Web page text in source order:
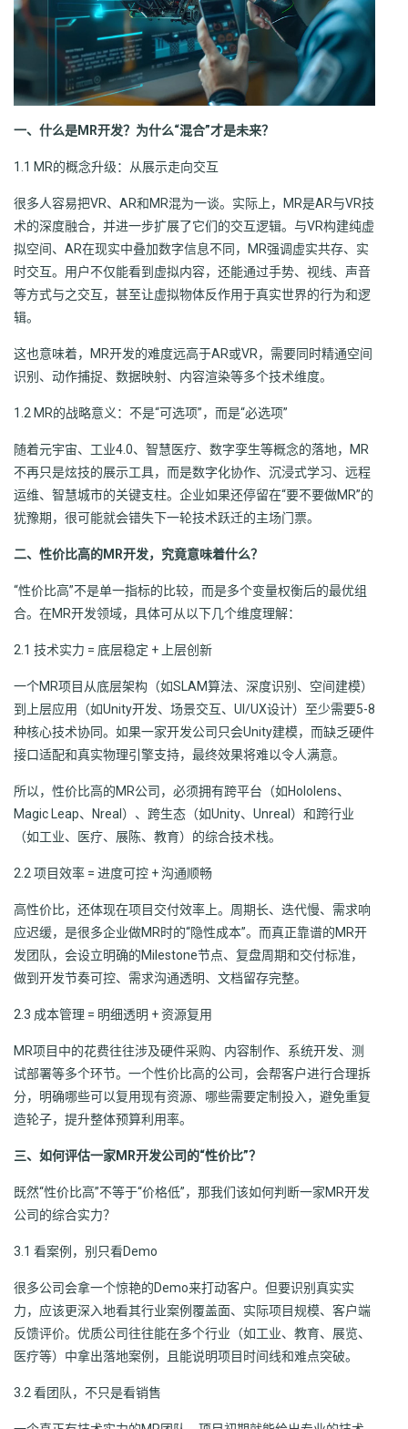
一、什么是MR开发？为什么“混合”才是未来？
1.1 MR的概念升级：从展示走向交互
很多人容易把VR、AR和MR混为一谈。实际上，MR是AR与VR技
术的深度融合，并进一步扩展了它们的交互逻辑。与VR构建纯虚
拟空间、AR在现实中叠加数字信息不同，MR强调虚实共存、实
时交互。用户不仅能看到虚拟内容，还能通过手势、视线、声音
等方式与之交互，甚至让虚拟物体反作用于真实世界的行为和逻
辑。
这也意味着，MR开发的难度远高于AR或VR，需要同时精通空间
识别、动作捕捉、数据映射、内容渲染等多个技术维度。
1.2 MR的战略意义：不是“可选项”，而是“必选项”
随着元宇宙、工业4.0、智慧医疗、数字孪生等概念的落地，MR
不再只是炫技的展示工具，而是数字化协作、沉浸式学习、远程
运维、智慧城市的关键支柱。企业如果还停留在“要不要做MR”的
犹豫期，很可能就会错失下一轮技术跃迁的主场门票。
二、性价比高的MR开发，究竟意味着什么？
“性价比高”不是单一指标的比较，而是多个变量权衡后的最优组
合。在MR开发领域，具体可从以下几个维度理解：
2.1 技术实力 = 底层稳定 + 上层创新
一个MR项目从底层架构（如SLAM算法、深度识别、空间建模）
到上层应用（如Unity开发、场景交互、UI/UX设计）至少需要5-8
种核心技术协同。如果一家开发公司只会Unity建模，而缺乏硬件
接口适配和真实物理引擎支持，最终效果将难以令人满意。
所以，性价比高的MR公司，必须拥有跨平台（如Hololens、
Magic Leap、Nreal）、跨生态（如Unity、Unreal）和跨行业
（如工业、医疗、展陈、教育）的综合技术栈。
2.2 项目效率 = 进度可控 + 沟通顺畅
高性价比，还体现在项目交付效率上。周期长、迭代慢、需求响
应迟缓，是很多企业做MR时的“隐性成本”。而真正靠谱的MR开
发团队，会设立明确的Milestone节点、复盘周期和交付标准，
做到开发节奏可控、需求沟通透明、文档留存完整。
2.3 成本管理 = 明细透明 + 资源复用
MR项目中的花费往往涉及硬件采购、内容制作、系统开发、测
试部署等多个环节。一个性价比高的公司，会帮客户进行合理拆
分，明确哪些可以复用现有资源、哪些需要定制投入，避免重复
造轮子，提升整体预算利用率。
三、如何评估一家MR开发公司的“性价比”？
既然“性价比高”不等于“价格低”，那我们该如何判断一家MR开发
公司的综合实力？
3.1 看案例，别只看Demo
很多公司会拿一个惊艳的Demo来打动客户。但要识别真实实
力，应该更深入地看其行业案例覆盖面、实际项目规模、客户端
反馈评价。优质公司往往能在多个行业（如工业、教育、展览、
医疗等）中拿出落地案例，且能说明项目时间线和难点突破。
3.2 看团队，不只是看销售